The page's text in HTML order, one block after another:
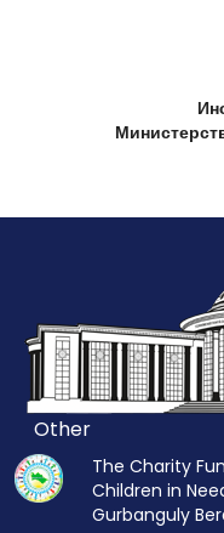
Other
The Charity
Children in
Gurbanguly